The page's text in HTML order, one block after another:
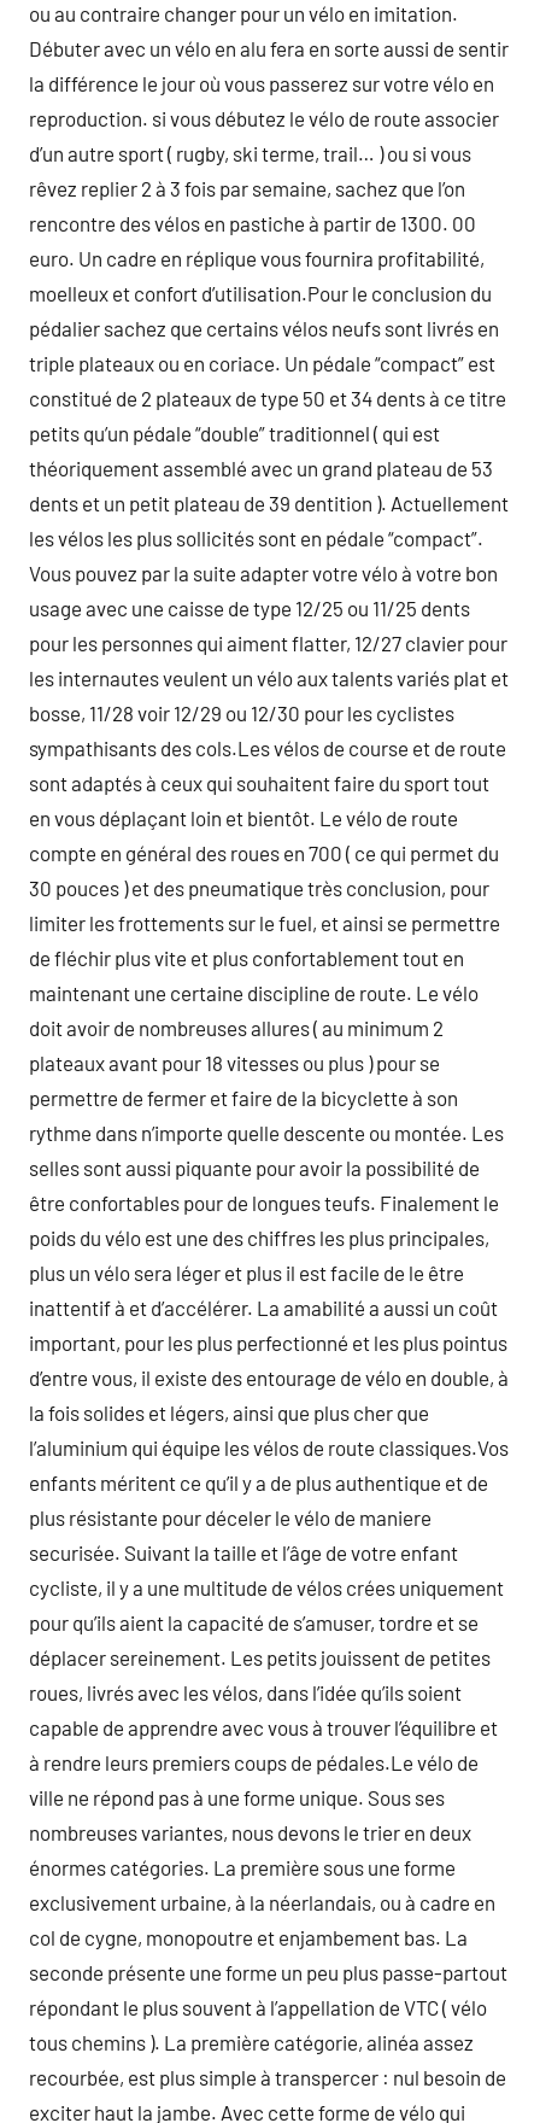
ou au contraire changer pour un vélo en imitation.
Débuter avec un vélo en alu fera en sorte aussi de sentir
la différence le jour où vous passerez sur votre vélo en
reproduction. si vous débutez le vélo de route associer
d’un autre sport ( rugby, ski terme, trail… ) ou si vous
rêvez replier 2 à 3 fois par semaine, sachez que l’on
rencontre des vélos en pastiche à partir de 1300. 00
euro. Un cadre en réplique vous fournira profitabilité,
moelleux et confort d’utilisation.Pour le conclusion du
pédalier sachez que certains vélos neufs sont livrés en
triple plateaux ou en coriace. Un pédale “compact” est
constitué de 2 plateaux de type 50 et 34 dents à ce titre
petits qu’un pédale “double” traditionnel ( qui est
théoriquement assemblé avec un grand plateau de 53
dents et un petit plateau de 39 dentition ). Actuellement
les vélos les plus sollicités sont en pédale “compact”.
Vous pouvez par la suite adapter votre vélo à votre bon
usage avec une caisse de type 12/25 ou 11/25 dents
pour les personnes qui aiment flatter, 12/27 clavier pour
les internautes veulent un vélo aux talents variés plat et
bosse, 11/28 voir 12/29 ou 12/30 pour les cyclistes
sympathisants des cols.Les vélos de course et de route
sont adaptés à ceux qui souhaitent faire du sport tout
en vous déplaçant loin et bientôt. Le vélo de route
compte en général des roues en 700 ( ce qui permet du
30 pouces ) et des pneumatique très conclusion, pour
limiter les frottements sur le fuel, et ainsi se permettre
de fléchir plus vite et plus confortablement tout en
maintenant une certaine discipline de route. Le vélo
doit avoir de nombreuses allures ( au minimum 2
plateaux avant pour 18 vitesses ou plus ) pour se
permettre de fermer et faire de la bicyclette à son
rythme dans n’importe quelle descente ou montée. Les
selles sont aussi piquante pour avoir la possibilité de
être confortables pour de longues teufs. Finalement le
poids du vélo est une des chiffres les plus principales,
plus un vélo sera léger et plus il est facile de le être
inattentif à et d’accélérer. La amabilité a aussi un coût
important, pour les plus perfectionné et les plus pointus
d’entre vous, il existe des entourage de vélo en double, à
la fois solides et légers, ainsi que plus cher que
l’aluminium qui équipe les vélos de route classiques.Vos
enfants méritent ce qu’il y a de plus authentique et de
plus résistante pour déceler le vélo de maniere
securisée. Suivant la taille et l’âge de votre enfant
cycliste, il y a une multitude de vélos crées uniquement
pour qu’ils aient la capacité de s’amuser, tordre et se
déplacer sereinement. Les petits jouissent de petites
roues, livrés avec les vélos, dans l’idée qu’ils soient
capable de apprendre avec vous à trouver l’équilibre et
à rendre leurs premiers coups de pédales.Le vélo de
ville ne répond pas à une forme unique. Sous ses
nombreuses variantes, nous devons le trier en deux
énormes catégories. La première sous une forme
exclusivement urbaine, à la néerlandais, ou à cadre en
col de cygne, monopoutre et enjambement bas. La
seconde présente une forme un peu plus passe-partout
répondant le plus souvent à l’appellation de VTC ( vélo
tous chemins ). La première catégorie, alinéa assez
recourbée, est plus simple à transpercer : nul besoin de
exciter haut la jambe. Avec cette forme de vélo qui